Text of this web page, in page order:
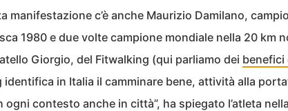
manifestazione c’è anche Maurizio Damilano,
1980 e due volte campione mondiale nella 20 km
Giorgio, del Fitwalking (qui parliamo dei benefici
identifica in Italia il camminare bene, attività alla
ogni contesto anche in città”, ha spiegato l’atleta